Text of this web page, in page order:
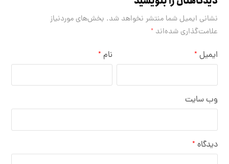
نشانی ایمیل شما منتشر نخواهد شد. بخش‌های موردنیاز
علامت‌گذاری شده‌اند*
نام * ایمیل *
وب‌ سایت
دیدگاه *